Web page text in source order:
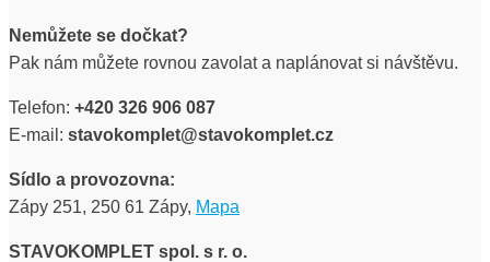
Nemůžete se dočkat?
Pak nám můžete rovnou zavolat a naplánovat si návštěvu.
Telefon: +420 326 906 087
E-mail: stavokomplet@stavokomplet.cz
Sídlo a provozovna:
Zápy 251, 250 61 Zápy, Mapa
STAVOKOMPLET spol. s r. o.